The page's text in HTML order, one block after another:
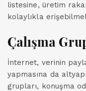
listesine, üretim
kolaylıkla
Çalışma
İnternet, verinin
yapmasına da
grupları, konuşma